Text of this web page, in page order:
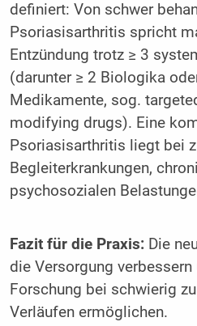
definiert: Von schwer
Psoriasisarthritis spricht
Entzündung trotz ≥ 3
(darunter ≥ 2 Biologika
Medikamente, sog.
modifying drugs). Eine
Psoriasisarthritis liegt bei
Begleiterkrankungen,
psychosozialen
Fazit für die Praxis:Die
die Versorgung
Forschung bei schwierig
Verläufen ermöglichen.